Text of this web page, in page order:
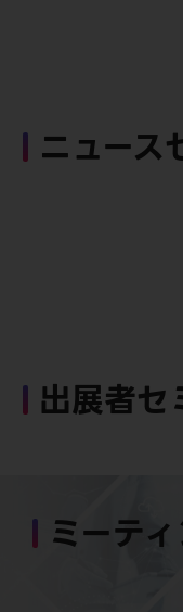
ニュース
出展者セ
ミーテ